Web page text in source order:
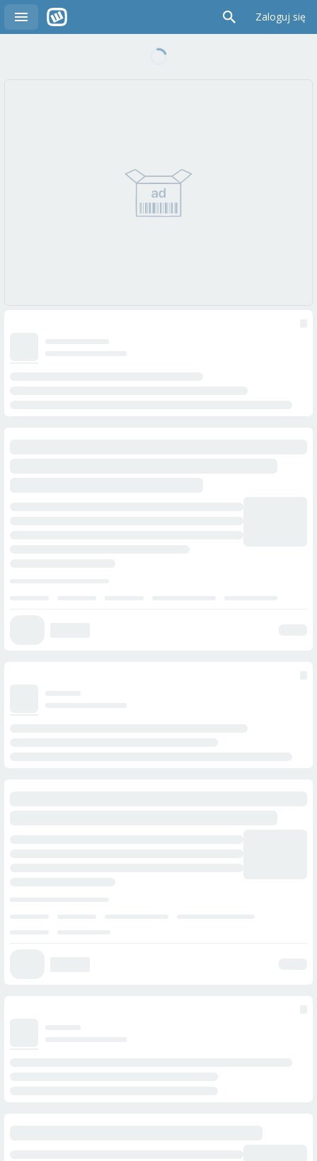
Zaloguj się